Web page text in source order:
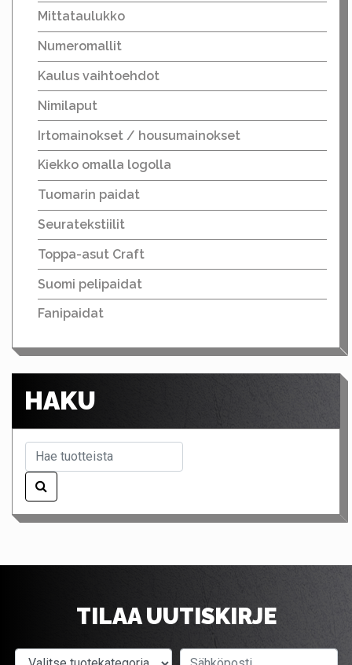
Mittataulukko
Numeromallit
Kaulus vaihtoehdot
Nimilaput
Irtomainokset / housumainokset
Kiekko omalla logolla
Tuomarin paidat
Seuratekstiilit
Toppa-asut Craft
Suomi pelipaidat
Fanipaidat
HAKU
TILAA UUTISKIRJE
Valitse tuotekategoria